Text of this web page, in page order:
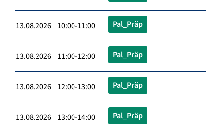
13.08.2026 10:00-11:00 Pal_Präp
13.08.2026 11:00-12:00 Pal_Präp
13.08.2026 12:00-13:00 Pal_Präp
13.08.2026 13:00-14:00 Pal_Präp